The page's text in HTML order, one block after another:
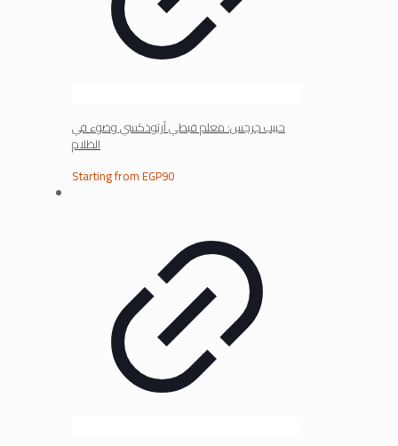
حبيب جرجس: معلم قبطي أرثوذكسي وضوء في
الظلام
Starting fromEGP90